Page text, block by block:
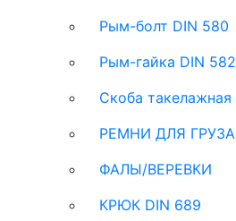
Рым-болт DIN 580
Рым-гайка DIN 582
Скоба такелажная
РЕМНИ ДЛЯ ГРУЗА
ФАЛЫ/ВЕРЕВКИ
КРЮК DIN 689